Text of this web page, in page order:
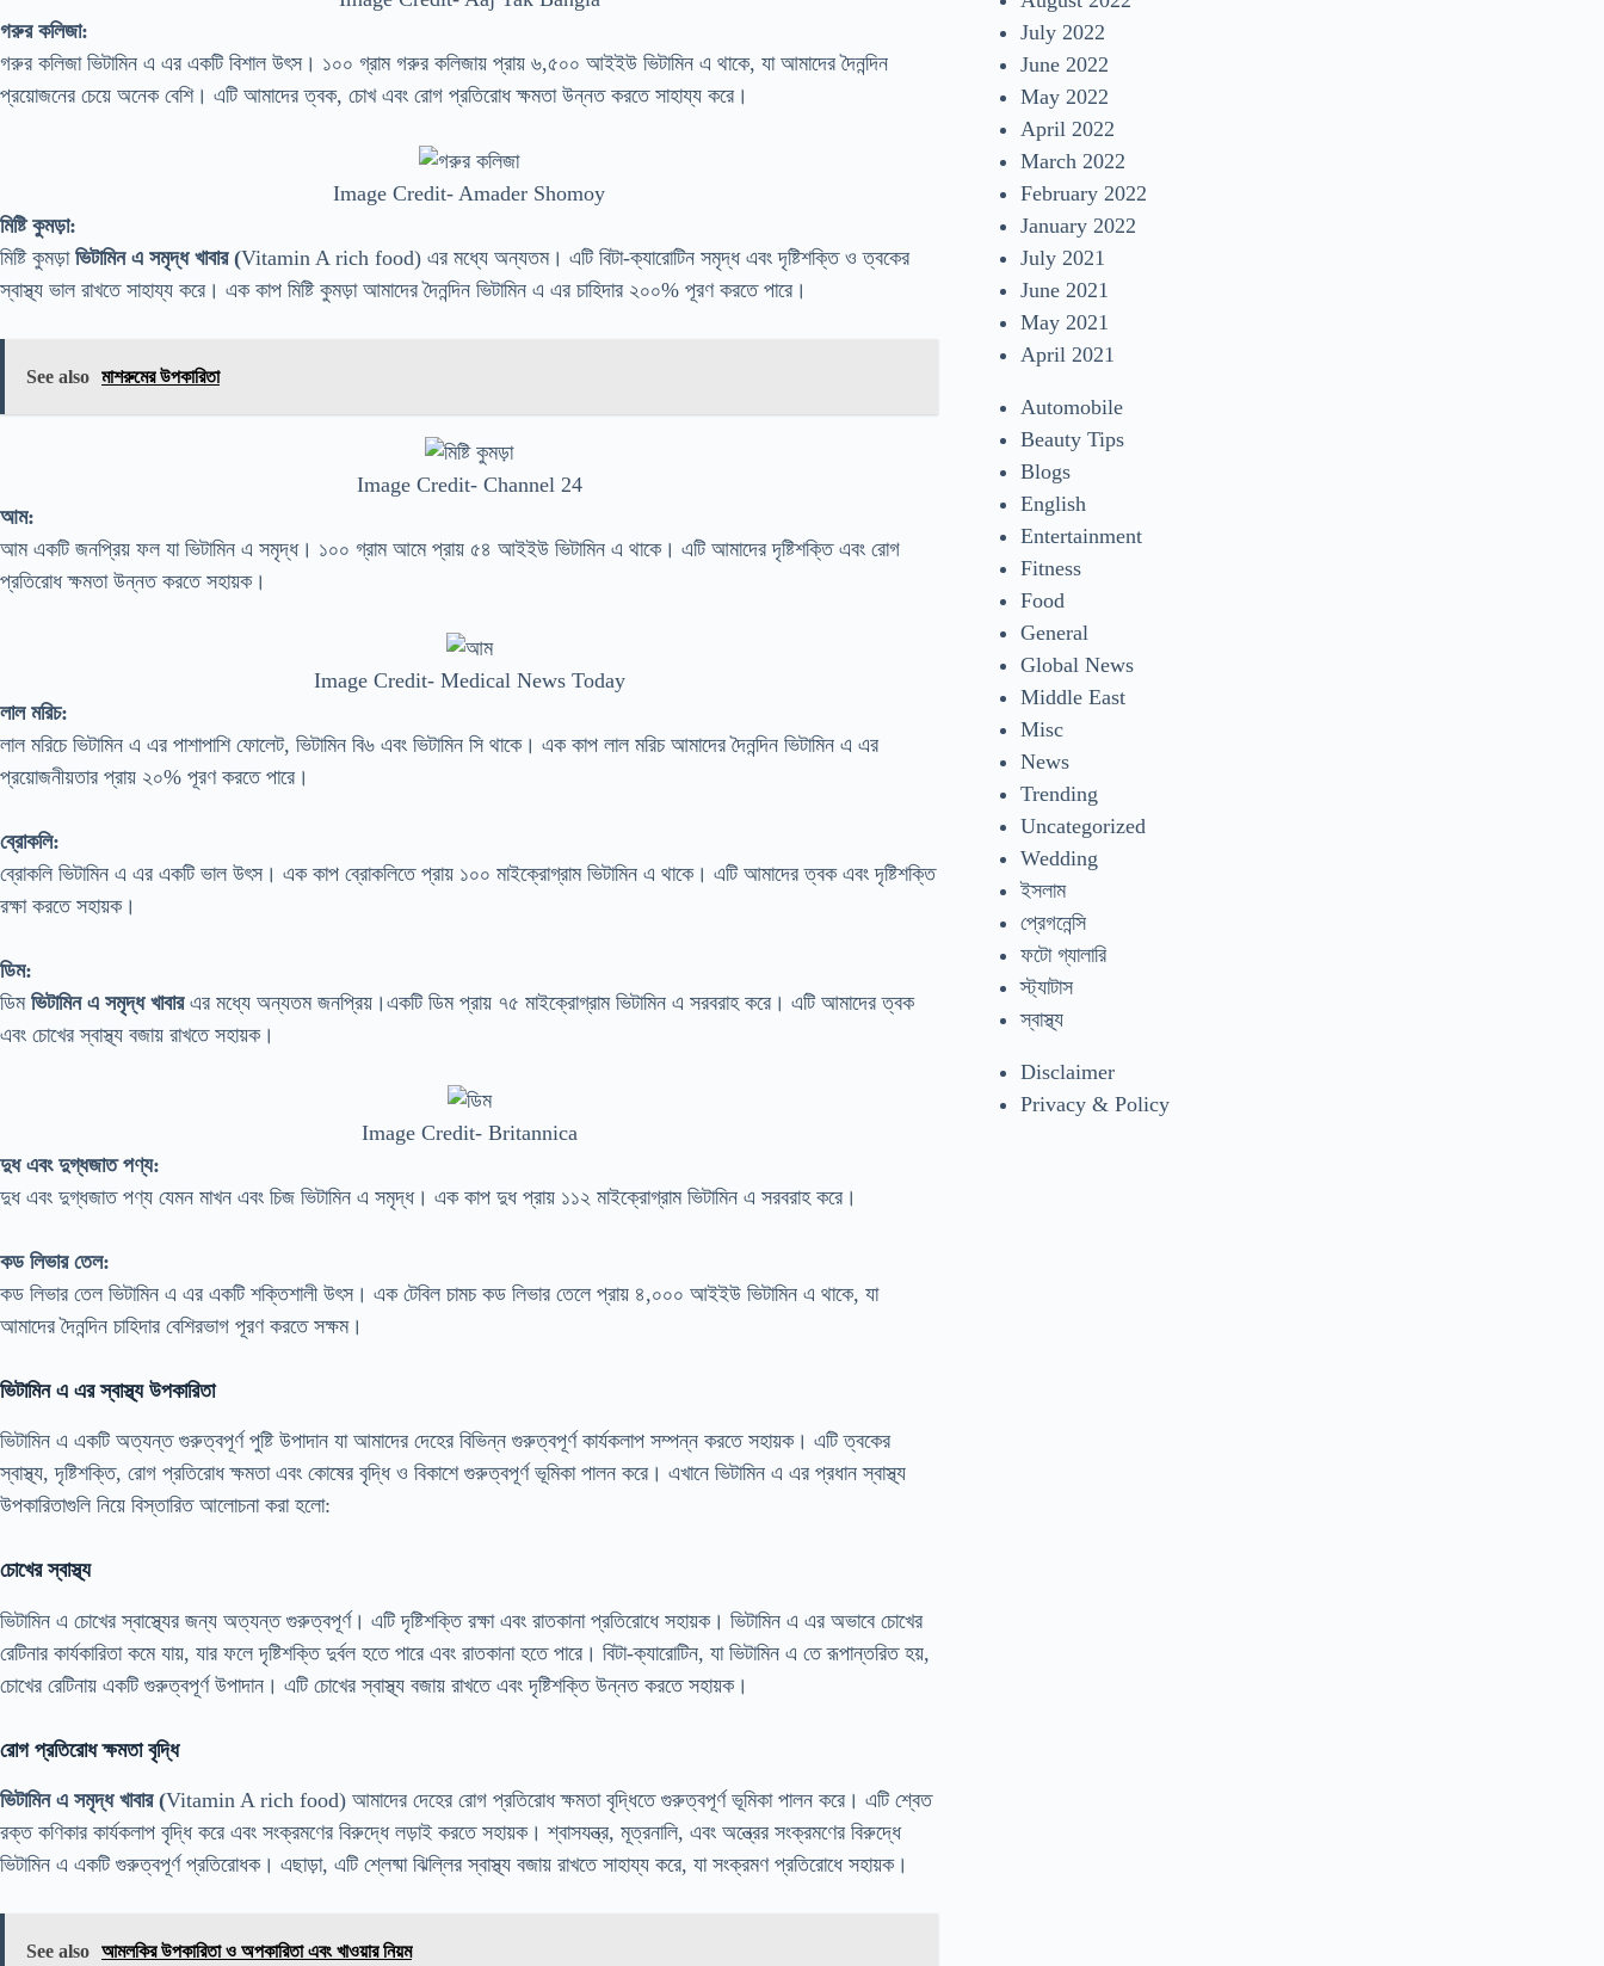
গরুর কলিজা:
গরুর কলিজা ভিটামিন এ এর একটি বিশাল উৎস। ১০০ গ্রাম গরুর কলিজায় প্রায় ৬,৫০০ আইইউ ভিটামিন এ থাকে, যা আমাদের দৈনন্দিন
প্রয়োজনের চেয়ে অনেক বেশি। এটি আমাদের ত্বক, চোখ এবং রোগ প্রতিরোধ ক্ষমতা উন্নত করতে সাহায্য করে।
Image Credit- Amader Shomoy
মিষ্টি কুমড়া:
মিষ্টি কুমড়া ভিটামিন এ সমৃদ্ধ খাবার (Vitamin A rich food) এর মধ্যে অন্যতম। এটি বিটা-ক্যারোটিন সমৃদ্ধ এবং দৃষ্টিশক্তি ও ত্বকের
স্বাস্থ্য ভাল রাখতে সাহায্য করে। এক কাপ মিষ্টি কুমড়া আমাদের দৈনন্দিন ভিটামিন এ এর চাহিদার ২০০% পূরণ করতে পারে।
See also মাশরুমের উপকারিতা
Image Credit- Channel 24
আম:
আম একটি জনপ্রিয় ফল যা ভিটামিন এ সমৃদ্ধ। ১০০ গ্রাম আমে প্রায় ৫৪ আইইউ ভিটামিন এ থাকে। এটি আমাদের দৃষ্টিশক্তি এবং রোগ
প্রতিরোধ ক্ষমতা উন্নত করতে সহায়ক।
Image Credit- Medical News Today
লাল মরিচ:
লাল মরিচে ভিটামিন এ এর পাশাপাশি ফোলেট, ভিটামিন বি৬ এবং ভিটামিন সি থাকে। এক কাপ লাল মরিচ আমাদের দৈনন্দিন ভিটামিন এ এর
প্রয়োজনীয়তার প্রায় ২০% পূরণ করতে পারে।
ব্রোকলি:
ব্রোকলি ভিটামিন এ এর একটি ভাল উৎস। এক কাপ ব্রোকলিতে প্রায় ১০০ মাইক্রোগ্রাম ভিটামিন এ থাকে। এটি আমাদের ত্বক এবং দৃষ্টিশক্তি
রক্ষা করতে সহায়ক।
ডিম:
ডিম ভিটামিন এ সমৃদ্ধ খাবার এর মধ্যে অন্যতম জনপ্রিয়।একটি ডিম প্রায় ৭৫ মাইক্রোগ্রাম ভিটামিন এ সরবরাহ করে। এটি আমাদের ত্বক
এবং চোখের স্বাস্থ্য বজায় রাখতে সহায়ক।
Image Credit- Britannica
দুধ এবং দুগ্ধজাত পণ্য:
দুধ এবং দুগ্ধজাত পণ্য যেমন মাখন এবং চিজ ভিটামিন এ সমৃদ্ধ। এক কাপ দুধ প্রায় ১১২ মাইক্রোগ্রাম ভিটামিন এ সরবরাহ করে।
কড লিভার তেল:
কড লিভার তেল ভিটামিন এ এর একটি শক্তিশালী উৎস। এক টেবিল চামচ কড লিভার তেলে প্রায় ৪,০০০ আইইউ ভিটামিন এ থাকে, যা
আমাদের দৈনন্দিন চাহিদার বেশিরভাগ পূরণ করতে সক্ষম।
ভিটামিন এ এর স্বাস্থ্য উপকারিতা
ভিটামিন এ একটি অত্যন্ত গুরুত্বপূর্ণ পুষ্টি উপাদান যা আমাদের দেহের বিভিন্ন গুরুত্বপূর্ণ কার্যকলাপ সম্পন্ন করতে সহায়ক। এটি ত্বকের
স্বাস্থ্য, দৃষ্টিশক্তি, রোগ প্রতিরোধ ক্ষমতা এবং কোষের বৃদ্ধি ও বিকাশে গুরুত্বপূর্ণ ভূমিকা পালন করে। এখানে ভিটামিন এ এর প্রধান স্বাস্থ্য
উপকারিতাগুলি নিয়ে বিস্তারিত আলোচনা করা হলো:
চোখের স্বাস্থ্য
ভিটামিন এ চোখের স্বাস্থ্যের জন্য অত্যন্ত গুরুত্বপূর্ণ। এটি দৃষ্টিশক্তি রক্ষা এবং রাতকানা প্রতিরোধে সহায়ক। ভিটামিন এ এর অভাবে চোখের
রেটিনার কার্যকারিতা কমে যায়, যার ফলে দৃষ্টিশক্তি দুর্বল হতে পারে এবং রাতকানা হতে পারে। বিটা-ক্যারোটিন, যা ভিটামিন এ তে রূপান্তরিত হয়,
চোখের রেটিনায় একটি গুরুত্বপূর্ণ উপাদান। এটি চোখের স্বাস্থ্য বজায় রাখতে এবং দৃষ্টিশক্তি উন্নত করতে সহায়ক।
রোগ প্রতিরোধ ক্ষমতা বৃদ্ধি
ভিটামিন এ সমৃদ্ধ খাবার (Vitamin A rich food) আমাদের দেহের রোগ প্রতিরোধ ক্ষমতা বৃদ্ধিতে গুরুত্বপূর্ণ ভূমিকা পালন করে। এটি শ্বেত
রক্ত কণিকার কার্যকলাপ বৃদ্ধি করে এবং সংক্রমণের বিরুদ্ধে লড়াই করতে সহায়ক। শ্বাসযন্ত্র, মূত্রনালি, এবং অন্ত্রের সংক্রমণের বিরুদ্ধে
ভিটামিন এ একটি গুরুত্বপূর্ণ প্রতিরোধক। এছাড়া, এটি শ্লেষ্মা ঝিল্লির স্বাস্থ্য বজায় রাখতে সাহায্য করে, যা সংক্রমণ প্রতিরোধে সহায়ক।
See also আমলকির উপকারিতা ও অপকারিতা এবং খাওয়ার নিয়ম
July 2022
June 2022
May 2022
April 2022
March 2022
February 2022
January 2022
July 2021
June 2021
May 2021
April 2021
Automobile
Beauty Tips
Blogs
English
Entertainment
Fitness
Food
General
Global News
Middle East
Misc
News
Trending
Uncategorized
Wedding
ইসলাম
প্রেগনেন্সি
ফটো গ্যালারি
স্ট্যাটাস
স্বাস্থ্য
Disclaimer
Privacy & Policy